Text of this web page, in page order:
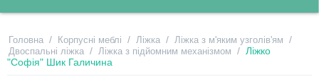
Головна / Корпусні меблі / Ліжка / Ліжка з м'яким узголів'ям /
Двоспальні ліжка / Ліжка з підйомним механізмом / Ліжко
"Софія" Шик Галичина